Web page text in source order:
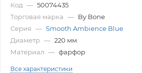
Код — 50074435
Торговая марка — By Bone
Серия — Smooth Ambience Blue
Диаметр — 220 мм
Материал — фарфор
Все характеристики